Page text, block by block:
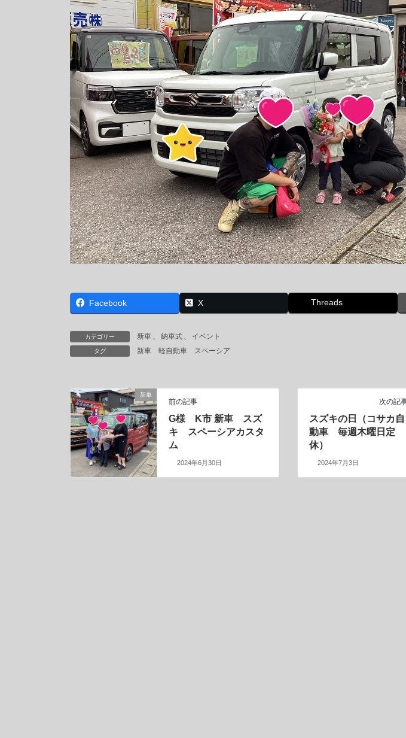
Facebook X Threads
カテゴリー 新車 、 納車式 、 イベント
タグ 新車 軽自動車 スペーシア
新車
前の記事
G様 K市 新車 スズ
キ スペーシアカスタ
ム
2024年6月30日
次の記
スズキの日（コサカ自
動車 毎週木曜日定
休）
2024年7月3日